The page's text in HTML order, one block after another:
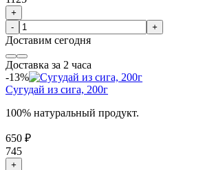
+
-
+
Доставим сегодня
Доставка за 2 часа
-13%
Сугудай из сига, 200г
100% натуральный продукт.
650 ₽
745
+